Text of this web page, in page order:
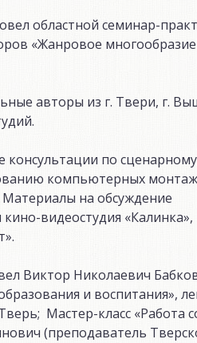
областной семинар-
«Жанровое
авторы из г. Твери, г.
консультации по
компьютерных
Материалы на обсуждение
видеостудия «Калинка»,
Виктор Николаевич
и воспитания»,
Мастер-класс «Работа
(преподаватель